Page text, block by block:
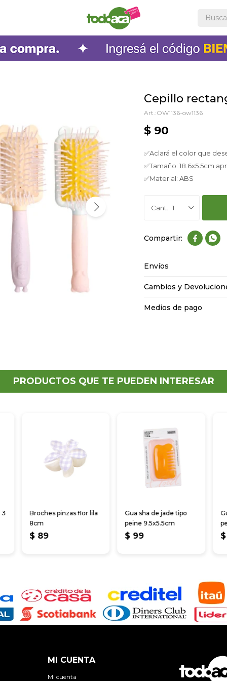
Cepillo
OW1136-ow1136
$ 90
✅Aclará el color que
✅Tamaño: 18.6x5.5cm
✅Material: ABS
1
 
Envíos
Cambios y
Medios de pago
PRODUCTOS QUE TE PUEDEN INTERESAR
3
Broches pinzas flor lila
8cm
$ 89
Gua sha de jade tipo
peine 9.5x5.5cm
$ 99 $
MI CUENTA
Mi cuenta